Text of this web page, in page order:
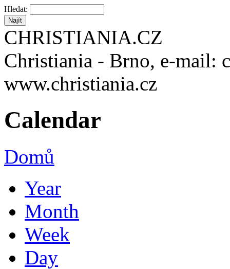
Hledat:
CHRISTIANIA.CZ
Christiania - Brno, e-mail:
www.christiania.cz
Calendar
Domů
Year
Month
Week
Day